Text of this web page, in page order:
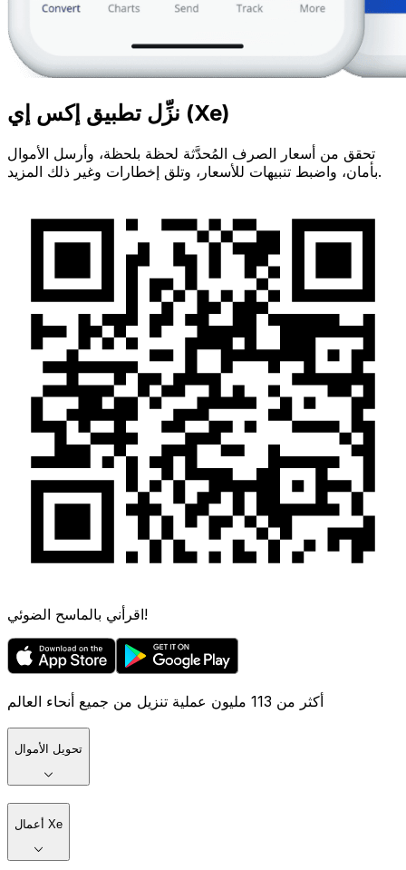
نزِّل تطبيق إكس إي (Xe)
تحقق من أسعار الصرف المُحدَّثة لحظة بلحظة، وأرسل الأموال
بأمان، واضبط تنبيهات للأسعار، وتلق إخطارات وغير ذلك المزيد.
اقرأني بالماسح الضوئي!
أكثر من 113 مليون عملية تنزيل من جميع أنحاء العالم
تحويل الأموال
أعمال Xe